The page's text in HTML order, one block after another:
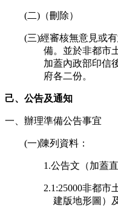
(二)（刪除）
(三)經審核無意見或
備。並於非都市
加蓋內政部印信
府各二份。
己、公告及通知
一、辦理準備公告事宜
(一)陳列資料：
1.公告文（加蓋
2.1:25000非都市
建版地形圖）